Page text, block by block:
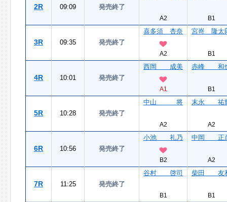
2R 09:09 発売終了
A2 B1
3R 09:35 発売終了
喜多須 杏奈
A2
宮嵜 隆太
B1
4R 10:01 発売終了
西岡 成美
A1
赤峰 和
B1
5R 10:28 発売終了
中山 将
A2
末永 祐
A2
6R 10:56 発売終了
小池 礼乃
B2
中岡 正
A2
7R 11:25 発売終了
谷村 啓司
B1
柴田 友
B1